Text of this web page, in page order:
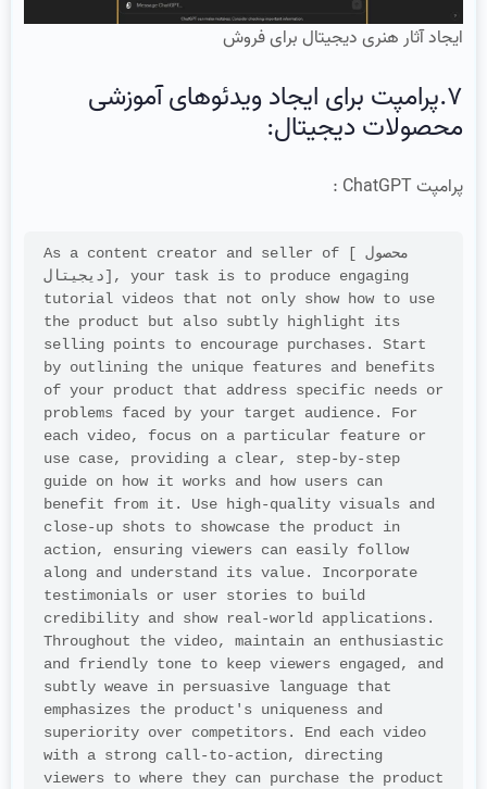
ایجاد آثار هنری دیجیتال برای فروش
7.پرامپت برای ایجاد ویدئوهای آموزشی
محصولات دیجیتال:
پرامپت ChatGPT :
As a content creator and seller of [محصول
دیجیتال], your task is to produce engaging
tutorial videos that not only show how to use
the product but also subtly highlight its
selling points to encourage purchases. Start
by outlining the unique features and benefits
of your product that address specific needs or
problems faced by your target audience. For
each video, focus on a particular feature or
use case, providing a clear, step-by-step
guide on how it works and how users can
benefit from it. Use high-quality visuals and
close-up shots to showcase the product in
action, ensuring viewers can easily follow
along and understand its value. Incorporate
testimonials or user stories to build
credibility and show real-world applications.
Throughout the video, maintain an enthusiastic
and friendly tone to keep viewers engaged, and
subtly weave in persuasive language that
emphasizes the product's uniqueness and
superiority over competitors. End each video
with a strong call-to-action, directing
viewers to where they can purchase the product